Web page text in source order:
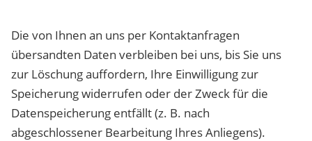
Die von Ihnen an uns per Kontaktanfragen
übersandten Daten verbleiben bei uns, bis Sie uns
zur Löschung auffordern, Ihre Einwilligung zur
Speicherung widerrufen oder der Zweck für die
Datenspeicherung entfällt (z. B. nach
abgeschlossener Bearbeitung Ihres Anliegens).